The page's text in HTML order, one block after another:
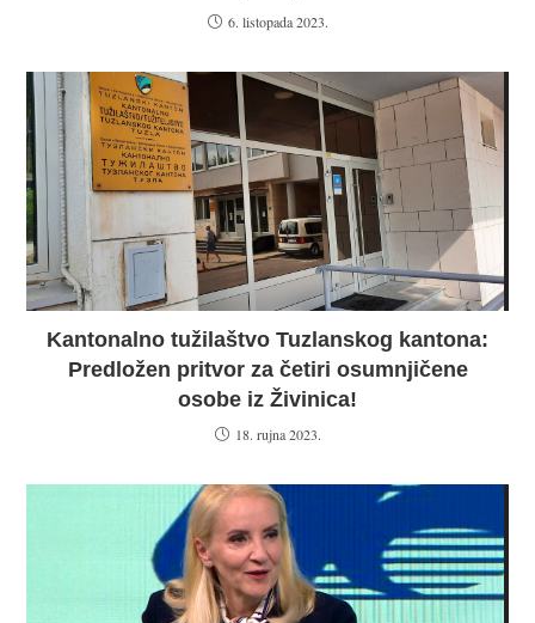
6. listopada 2023.
Kantonalno tužilaštvo Tuzlanskog kantona:
Predložen pritvor za četiri osumnjičene
osobe iz Živinica!
18. rujna 2023.